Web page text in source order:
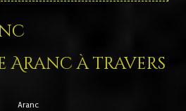
Aranc à travers
Aranc